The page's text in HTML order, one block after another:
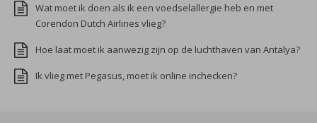
Wat moet ik doen als ik een voedselallergie heb en met
Corendon Dutch Airlines vlieg?
Hoe laat moet ik aanwezig zijn op de luchthaven van Antalya?
Ik vlieg met Pegasus, moet ik online inchecken?